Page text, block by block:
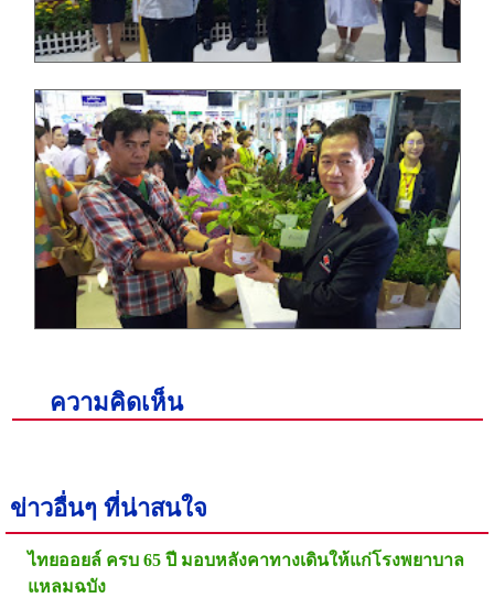
ความคิดเห็น
ข่าวอื่นๆ ที่น่าสนใจ
ไทยออยล์ ครบ 65 ปี มอบหลังคาทางเดินให้แก่โรงพยาบาล
แหลมฉบัง